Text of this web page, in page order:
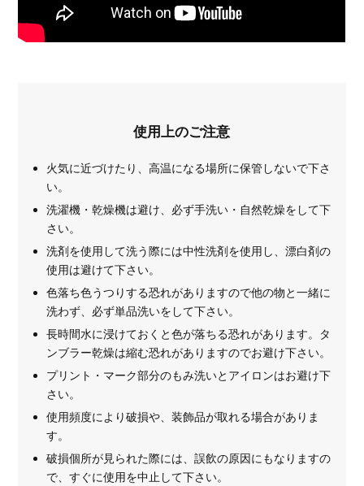
使用上のご注意
火気に近づけたり、高温になる場所に保管しないで下さ
い。
洗濯機・乾燥機は避け、必ず手洗い・自然乾燥をして下
さい。
洗剤を使用して洗う際には中性洗剤を使用し、漂白剤の
使用は避けて下さい。
色落ち色うつりする恐れがありますので他の物と一緒に
洗わず、必ず単品洗いをして下さい。
長時間水に浸けておくと色が落ちる恐れがあります。タ
ンブラー乾燥は縮む恐れがありますのでお避け下さい。
プリント・マーク部分のもみ洗いとアイロンはお避け下
さい。
使用頻度により破損や、装飾品が取れる場合がありま
す。
破損個所が見られた際には、誤飲の原因にもなりますの
で、すぐに使用を中止して下さい。